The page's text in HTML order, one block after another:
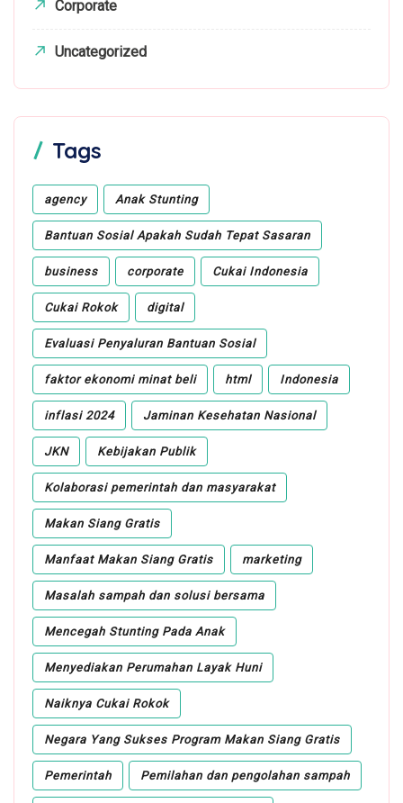
Corporate
Uncategorized
Tags
agency Anak Stunting
Bantuan Sosial Apakah Sudah Tepat Sasaran
business corporate Cukai Indonesia
Cukai Rokok digital
Evaluasi Penyaluran Bantuan Sosial
faktor ekonomi minat beli html Indonesia
inflasi 2024 Jaminan Kesehatan Nasional
JKN Kebijakan Publik
Kolaborasi pemerintah dan masyarakat
Makan Siang Gratis
Manfaat Makan Siang Gratis marketing
Masalah sampah dan solusi bersama
Mencegah Stunting Pada Anak
Menyediakan Perumahan Layak Huni
Naiknya Cukai Rokok
Negara Yang Sukses Program Makan Siang Gratis
Pemerintah Pemilahan dan pengolahan sampah